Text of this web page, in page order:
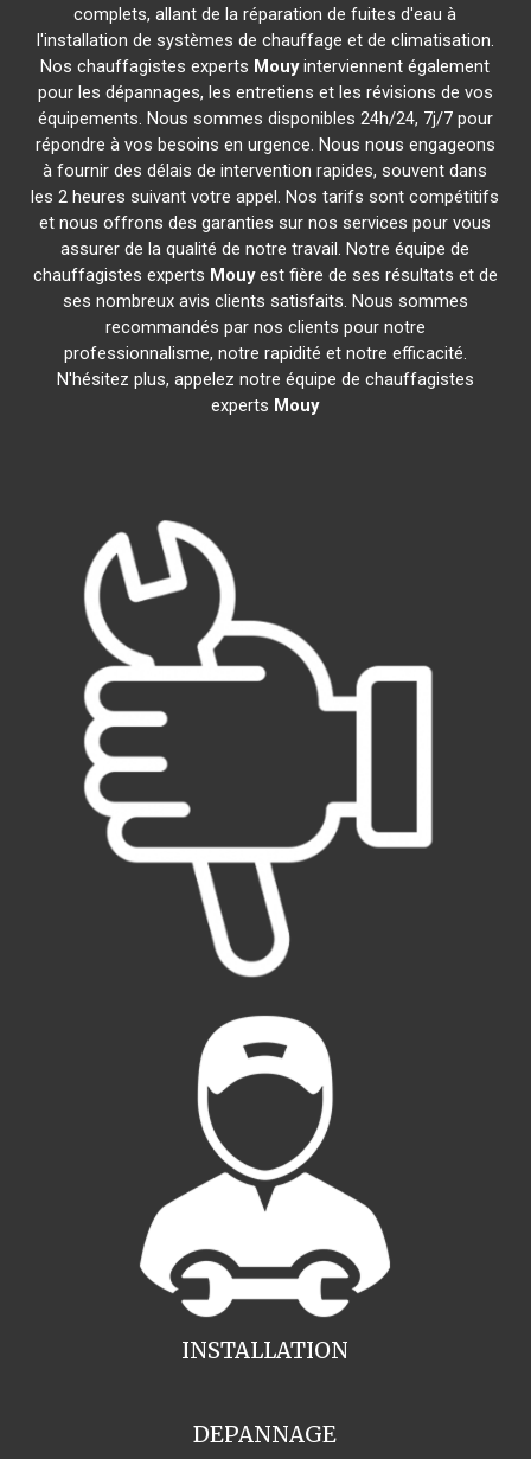
complets, allant de la réparation de fuites d'eau à
l'installation de systèmes de chauffage et de climatisation.
Nos chauffagistes experts Mouyinterviennent également
pour les dépannages, les entretiens et les révisions de vos
équipements. Nous sommes disponibles 24h/24, 7j/7 pour
répondre à vos besoins en urgence. Nous nous engageons
à fournir des délais de intervention rapides, souvent dans
les 2 heures suivant votre appel. Nos tarifs sont compétitifs
et nous offrons des garanties sur nos services pour vous
assurer de la qualité de notre travail. Notre équipe de
chauffagistes experts Mouyest fière de ses résultats et de
ses nombreux avis clients satisfaits. Nous sommes
recommandés par nos clients pour notre
professionnalisme, notre rapidité et notre efficacité.
N'hésitez plus, appelez notre équipe de chauffagistes
experts Mouy
INSTALLATION
DEPANNAGE